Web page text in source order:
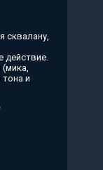
сквалану,
действие.
и